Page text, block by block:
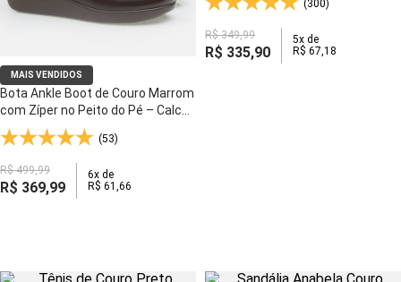
MAIS VENDIDOS
Bota Ankle Boot de Couro Marrom
com Zíper no Peito do Pé – Calce
Fácil e Conforto para o Dia Inteiro -
155
(53)
R$ 499,99
R$ 369,99
6x de
R$ 61 ,66
(300)
R$ 349,99
R$ 335,90
5x de
R$ 67,18